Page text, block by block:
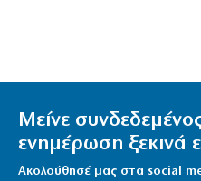
Μείνε
ενημέρωση ξεκινά
Ακολούθησέ μας στα social